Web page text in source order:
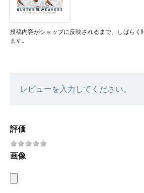
投稿内容がショップに反映されるまで、しばらく
ます。
レビューを入力してください。
評価
画像